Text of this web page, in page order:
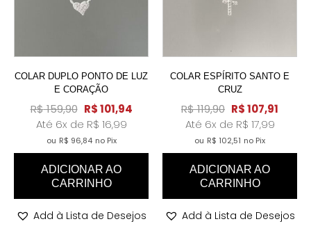
COLAR DUPLO PONTO DE LUZ
E CORAÇÃO
R$159,90 R$101,94
Até 6x de R$ 16,99
ou R$ 96,84 no Pix
ADICIONAR AO
CARRINHO
Add à Lista de Desejos
COLAR ESPÍRITO SANTO E
CRUZ
R$119,90 R$107,91
Até 6x de R$ 17,99
ou R$ 102,51 no Pix
ADICIONAR AO
CARRINHO
Add à Lista de Desejos